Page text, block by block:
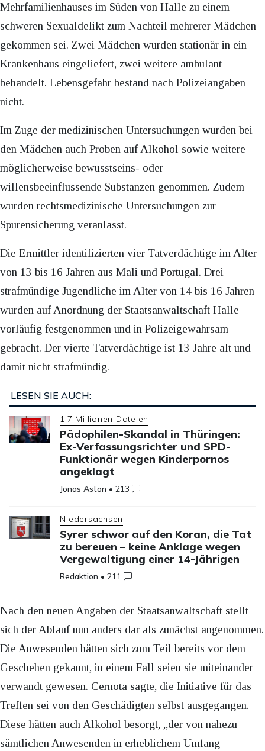
Mehrfamilienhauses im Süden von Halle zu einem
schweren Sexualdelikt zum Nachteil mehrerer Mädchen
gekommen sei. Zwei Mädchen wurden stationär in ein
Krankenhaus eingeliefert, zwei weitere ambulant
behandelt. Lebensgefahr bestand nach Polizeiangaben
nicht.
Im Zuge der medizinischen Untersuchungen wurden bei
den Mädchen auch Proben auf Alkohol sowie weitere
möglicherweise bewusstseins- oder
willensbeeinflussende Substanzen genommen. Zudem
wurden rechtsmedizinische Untersuchungen zur
Spurensicherung veranlasst.
Die Ermittler identifizierten vier Tatverdächtige im Alter
von 13 bis 16 Jahren aus Mali und Portugal. Drei
strafmündige Jugendliche im Alter von 14 bis 16 Jahren
wurden auf Anordnung der Staatsanwaltschaft Halle
vorläufig festgenommen und in Polizeigewahrsam
gebracht. Der vierte Tatverdächtige ist 13 Jahre alt und
damit nicht strafmündig.
LESEN SIE AUCH:
1,7 Millionen Dateien
Pädophilen-Skandal in Thüringen:
Ex-Verfassungsrichter und SPD-
Funktionär wegen Kinderpornos
angeklagt
Jonas Aston •213
Niedersachsen
Syrer schwor auf den Koran, die Tat
zu bereuen – keine Anklage wegen
Vergewaltigung einer 14-Jährigen
Redaktion •211
Nach den neuen Angaben der Staatsanwaltschaft stellt
sich der Ablauf nun anders dar als zunächst angenommen.
Die Anwesenden hätten sich zum Teil bereits vor dem
Geschehen gekannt, in einem Fall seien sie miteinander
verwandt gewesen. Cernota sagte, die Initiative für das
Treffen sei von den Geschädigten selbst ausgegangen.
Diese hätten auch Alkohol besorgt, „der von nahezu
sämtlichen Anwesenden in erheblichem Umfang